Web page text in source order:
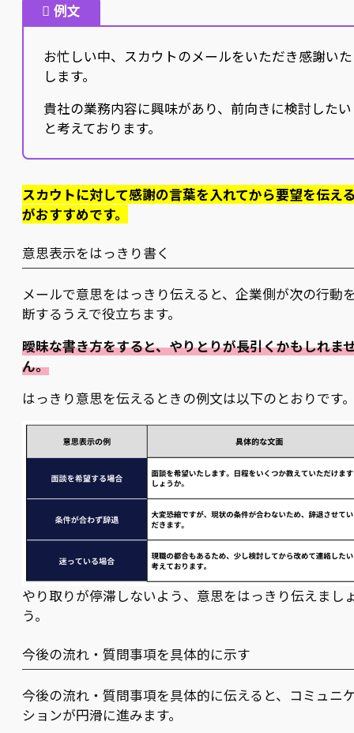
例文
お忙しい中、スカウトのメールをいただき感謝いた
します。
貴社の業務内容に興味があり、前向きに検討したい
と考えております。
スカウトに対して感謝の言葉を入れてから要望を伝え
がおすすめです。
意思表示をはっきり書く
メールで意思をはっきり伝えると、企業側が次の行動
断するうえで役立ちます。
曖昧な書き方をすると、やりとりが長引くかもしれま
ん。
はっきり意思を伝えるときの例文は以下のとおりです
やり取りが停滞しないよう、意思をはっきり伝えまし
う。
今後の流れ・質問事項を具体的に示す
今後の流れ・質問事項を具体的に伝えると、コミュニ
ションが円滑に進みます。